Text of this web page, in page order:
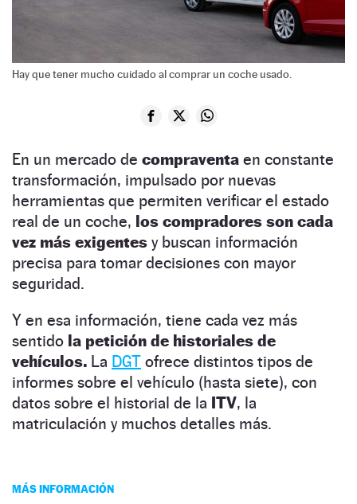
Hay que tener mucho cuidado al comprar un coche usado.
En un mercado de compraventa en constante
transformación, impulsado por nuevas
herramientas que permiten verificar el estado
real de un coche, los compradores son cada
vez más exigentes y buscan información
precisa para tomar decisiones con mayor
seguridad.
Y en esa información, tiene cada vez más
sentido la petición de historiales de
vehículos. La DGT ofrece distintos tipos de
informes sobre el vehículo (hasta siete), con
datos sobre el historial de la ITV, la
matriculación y muchos detalles más.
MÁS INFORMACIÓN